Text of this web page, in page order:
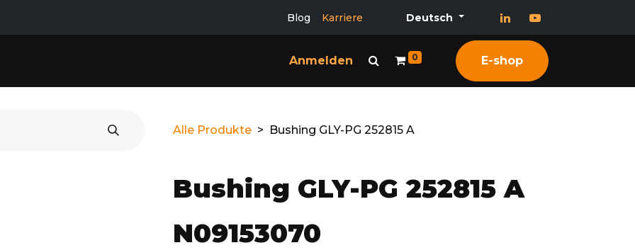
Blog Karriere Deutsch
Anmelden 0 E-shop
Alle Produkte Bushing GLY-PG 252815 A
Bushing GLY-PG 252815 A
N09153070